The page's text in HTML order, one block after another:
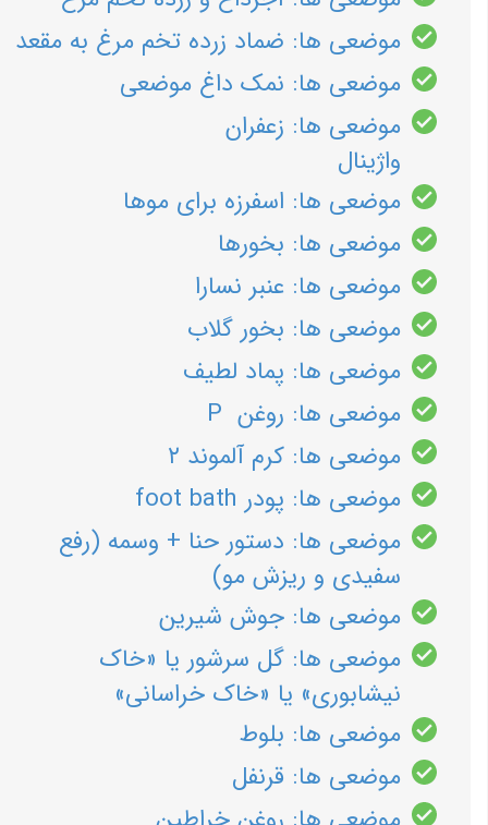
موضعی ها: ضماد زرده تخم مرغ به مقعد
موضعی ها: نمک داغ موضعی
موضعی ها: زعفران
واژینال
موضعی ها: اسفرزه برای موها
موضعی ها: بخورها
موضعی ها: عنبر نسارا
موضعی ها: بخور گلاب
موضعی ها: پماد لطیف
موضعی ها: روغن P
موضعی ها: کرم آلموند ۲
موضعی ها: پودر foot bath
موضعی ها: دستور حنا + وسمه (رفع
سفیدی و ریزش مو)
موضعی ها: جوش شیرین
موضعی ها: گل سرشور یا «خاک
نیشابوری» یا «خاک خراسانی»
موضعی ها: بلوط
موضعی ها: قرنفل